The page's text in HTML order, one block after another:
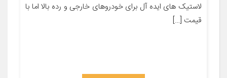
لاستیک های ایده آل برای خودروهای خارجی و رده بالا اما با
قیمت […]